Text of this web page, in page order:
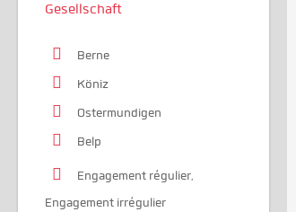
Gesellschaft
Berne
Köniz
Ostermundigen
Belp
Engagement régulier,
Engagement irrégulier